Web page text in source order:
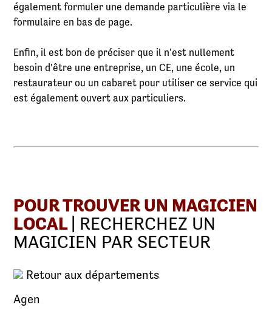
également formuler une demande particulière via le
formulaire en bas de page.
Enfin, il est bon de préciser que il n'est nullement
besoin d'être une entreprise, un CE, une école, un
restaurateur ou un cabaret pour utiliser ce service qui
est également ouvert aux particuliers.
POUR TROUVER UN MAGICIEN
LOCAL | RECHERCHEZ UN
MAGICIEN PAR SECTEUR
Retour aux départements
Agen